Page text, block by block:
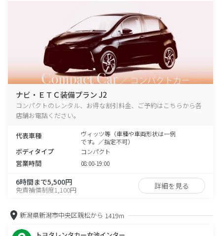
ナビ・ＥＴＣ装備プラン J2
コンパクトのレンタル、お得な割引料金、ご予約はこちらから各
店舗お電話ください。
代表車種
ヴィッツ等（車種や車両形状は一例
です。／指定不可）
ボディタイプ コンパクト
営業時間 08:00-19:00
6時間まで5,500円
免責補償制度1,100円 詳細を見る
新潟県新潟市中央区親松から 1419m